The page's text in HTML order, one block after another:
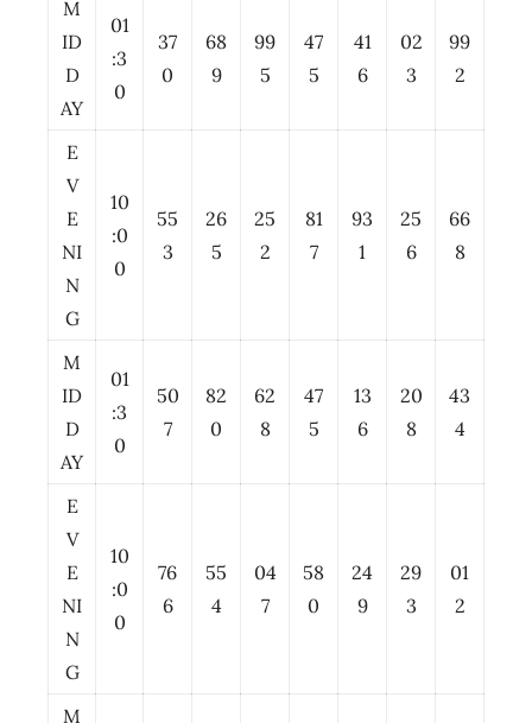
M
ID
D
AY
01
:3
0
37
0
68
9
99
5
47
5
41
6
02
3
99
2
E
V
E
NI
N
G
10
:0
0
55
3
26
5
25
2
81
7
93
1
25
6
66
8
M
ID
D
AY
01
:3
0
50
7
82
0
62
8
47
5
13
6
20
8
43
4
E
V
E
NI
N
G
10
:0
0
76
6
55
4
04
7
58
0
24
9
29
3
01
2
M